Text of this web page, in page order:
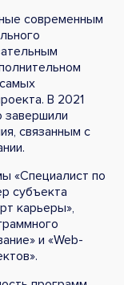
современным
В 2021
завершили
связанным с
«Специалист по
субъекта
карьеры»,
и «Web-